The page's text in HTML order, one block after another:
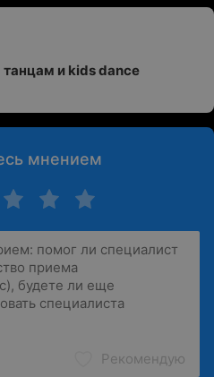
и kids dance
мнением
Рекомендую